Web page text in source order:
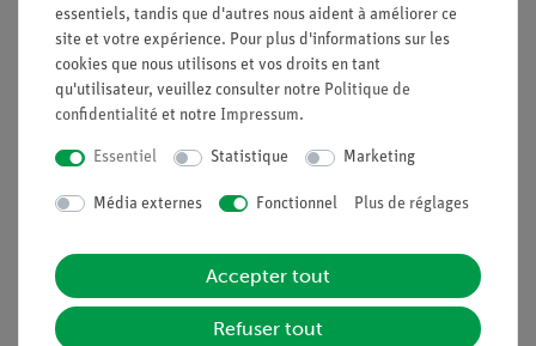
Légal
Conditions générales de vente
Déclaration de confidentialité
Service
Aperçu du service
essentiels, tandis que d'autres nous aident à améliorer ce
site et votre expérience. Pour plus d'informations sur les
cookies que nous utilisons et vos droits en tant
qu'utilisateur, veuillez consulter notre Politique de
confidentialité et notre Impressum.
Essentiel Statistique Marketing
Média externes Fonctionnel Plus de réglages
Accepter tout
Refuser tout